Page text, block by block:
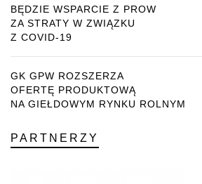
BĘDZIE WSPARCIE Z PROW
ZA STRATY W ZWIĄZKU
Z COVID-19
GK GPW ROZSZERZA
OFERTĘ PRODUKTOWĄ
NA GIEŁDOWYM RYNKU ROLNYM
PARTNERZY